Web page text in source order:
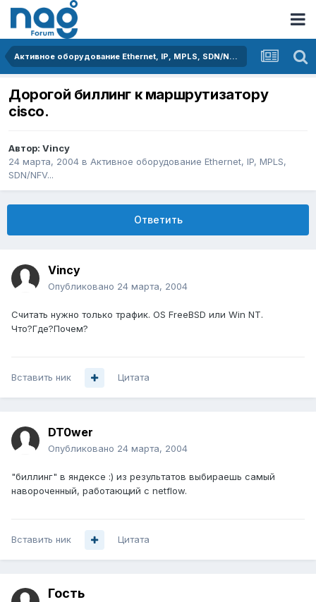
Активное оборудование Ethernet, IP, MPLS, SDN/NFV...
Дорогой биллинг к маршрутизатору
cisco.
Автор: Vincy
24 марта, 2004 в Активное оборудование Ethernet, IP, MPLS,
SDN/NFV...
Ответить
Vincy
Опубликовано 24 марта, 2004
Считать нужно только трафик. OS FreeBSD или Win NT.
Что?Где?Почем?
Вставить ник Цитата
DT0wer
Опубликовано 24 марта, 2004
"биллинг" в яндексе :) из результатов выбираешь самый
навороченный, работающий с netflow.
Вставить ник Цитата
Гость